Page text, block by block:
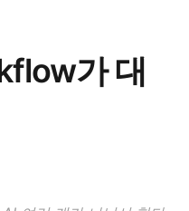
가 대